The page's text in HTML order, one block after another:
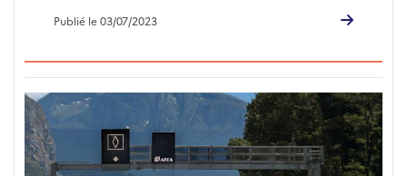
Publié le 03/07/2023